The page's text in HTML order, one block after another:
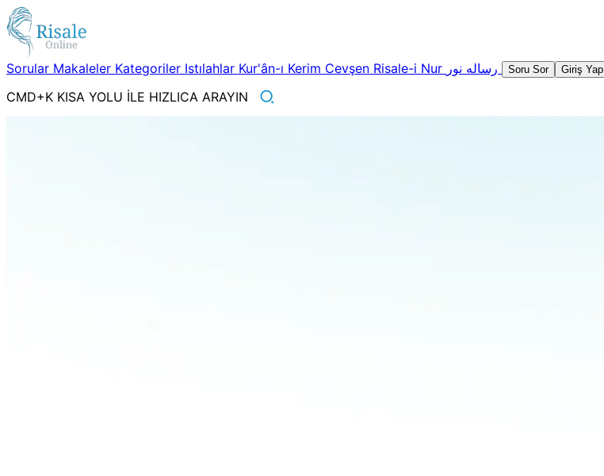
Sorular Makaleler Kategoriler Istılahlar Kur'ân-ı Kerim Cevşen Risale-i Nur Soru Sor Giriş Yap
CMD+K KISA YOLU İLE HIZLICA ARAYIN